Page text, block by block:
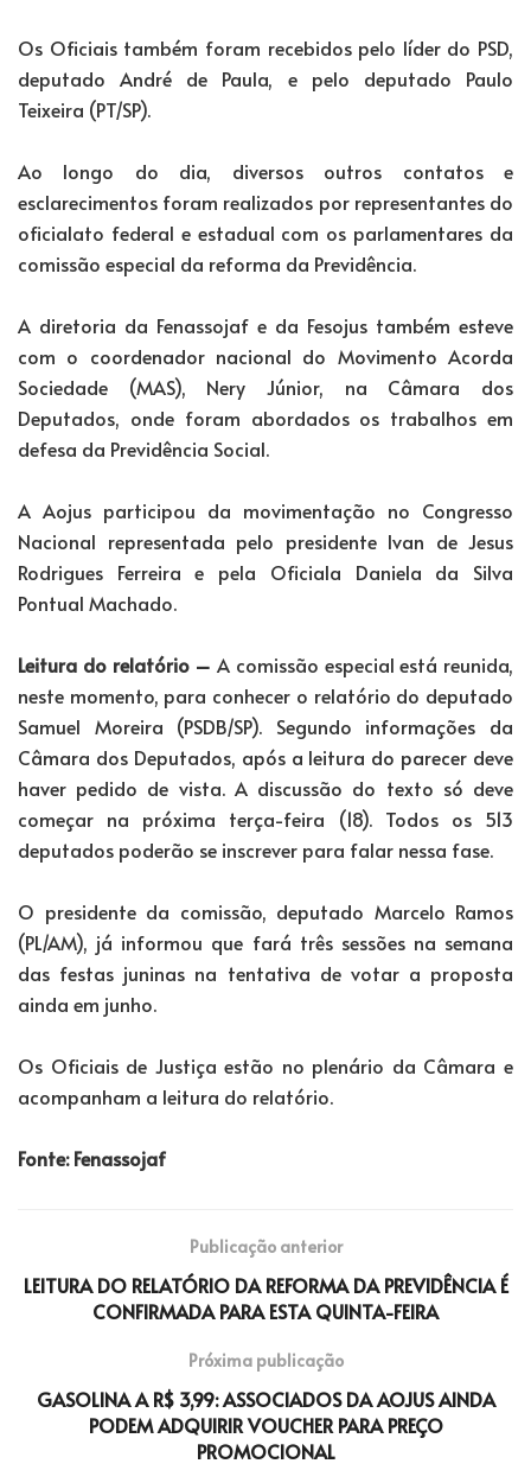
Os Oficiais também foram recebidos pelo líder do PSD,
deputado André de Paula, e pelo deputado Paulo
Teixeira (PT/SP).
Ao longo do dia, diversos outros contatos e
esclarecimentos foram realizados por representantes do
oficialato federal e estadual com os parlamentares da
comissão especial da reforma da Previdência.
A diretoria da Fenassojaf e da Fesojus também esteve
com o coordenador nacional do Movimento Acorda
Sociedade (MAS), Nery Júnior, na Câmara dos
Deputados, onde foram abordados os trabalhos em
defesa da Previdência Social.
A Aojus participou da movimentação no Congresso
Nacional representada pelo presidente Ivan de Jesus
Rodrigues Ferreira e pela Oficiala Daniela da Silva
Pontual Machado.
Leitura do relatório – A comissão especial está reunida,
neste momento, para conhecer o relatório do deputado
Samuel Moreira (PSDB/SP). Segundo informações da
Câmara dos Deputados, após a leitura do parecer deve
haver pedido de vista. A discussão do texto só deve
começar na próxima terça-feira (18). Todos os 513
deputados poderão se inscrever para falar nessa fase.
O presidente da comissão, deputado Marcelo Ramos
(PL/AM), já informou que fará três sessões na semana
das festas juninas na tentativa de votar a proposta
ainda em junho.
Os Oficiais de Justiça estão no plenário da Câmara e
acompanham a leitura do relatório.
Fonte: Fenassojaf
Publicação anterior
LEITURA DO RELATÓRIO DA REFORMA DA PREVIDÊNCIA É
CONFIRMADA PARA ESTA QUINTA-FEIRA
Próxima publicação
GASOLINA A R$ 3,99: ASSOCIADOS DA AOJUS AINDA
PODEM ADQUIRIR VOUCHER PARA PREÇO
PROMOCIONAL